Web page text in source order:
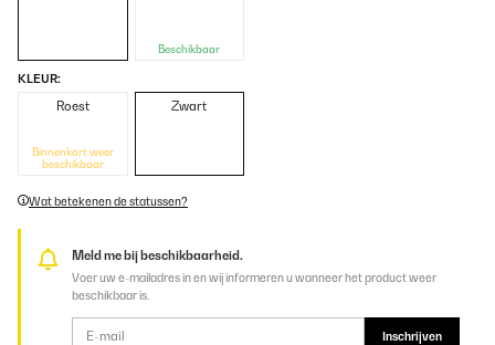
Beschikbaar
KLEUR:
Roest
Binnenkort weer
beschikbaar
Zwart
Wat betekenen de statussen?
Meld me bij beschikbaarheid.
Voer uw e-mailadres in en wij informeren u wanneer het product weer
beschikbaar is.
Inschrijven